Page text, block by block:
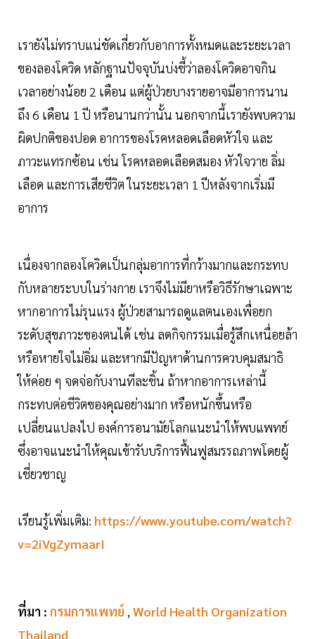
เรายังไม่ทราบแน่ชัดเกี่ยวกับอาการทั้งหมดและระยะเวลา
ของลองโควิด หลักฐานปัจจุบันบ่งชี้ว่าลองโควิดอาจกิน
เวลาอย่างน้อย 2 เดือน แต่ผู้ป่วยบางรายอาจมีอาการนาน
ถึง 6 เดือน 1 ปี หรือนานกว่านั้น นอกจากนี้เรายังพบความ
ผิดปกติของปอด อาการของโรคหลอดเลือดหัวใจ และ
ภาวะแทรกซ้อน เช่น โรคหลอดเลือดสมอง หัวใจวาย ลิ่ม
เลือด และการเสียชีวิต ในระยะเวลา 1 ปีหลังจากเริ่มมี
อาการ
เนื่องจากลองโควิดเป็นกลุ่มอาการที่กว้างมากและกระทบ
กับหลายระบบในร่างกาย เราจึงไม่มียาหรือวิธีรักษาเฉพาะ
หากอาการไม่รุนแรง ผู้ป่วยสามารถดูแลตนเองเพื่อยก
ระดับสุขภาวะของตนได้ เช่น ลดกิจกรรมเมื่อรู้สึกเหนื่อยล้า
หรือหายใจไม่อิ่ม และหากมีปัญหาด้านการควบคุมสมาธิ
ให้ค่อย ๆ จดจ่อกับงานทีละชิ้น ถ้าหากอาการเหล่านี้
กระทบต่อชีวิตของคุณอย่างมาก หรือหนักขึ้นหรือ
เปลี่ยนแปลงไป องค์การอนามัยโลกแนะนำให้พบแพทย์
ซึ่งอาจแนะนำให้คุณเข้ารับบริการฟื้นฟูสมรรถภาพโดยผู้
เชี่ยวชาญ
เรียนรู้เพิ่มเติม: https://www.youtube.com/watch?
v=2iVgZymaarI
ที่มา : กรมการแพทย์ , World Health Organization
Thailand